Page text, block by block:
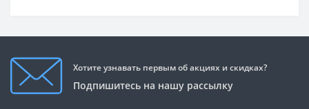
Хотите узнавать первым об акциях и скидках?
Подпишитесь на нашу рассылку